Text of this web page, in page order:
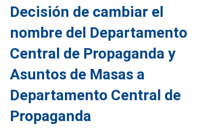
Decisión de cambiar el
nombre del Departamento
Central de Propaganda y
Asuntos de Masas a
Departamento Central de
Propaganda